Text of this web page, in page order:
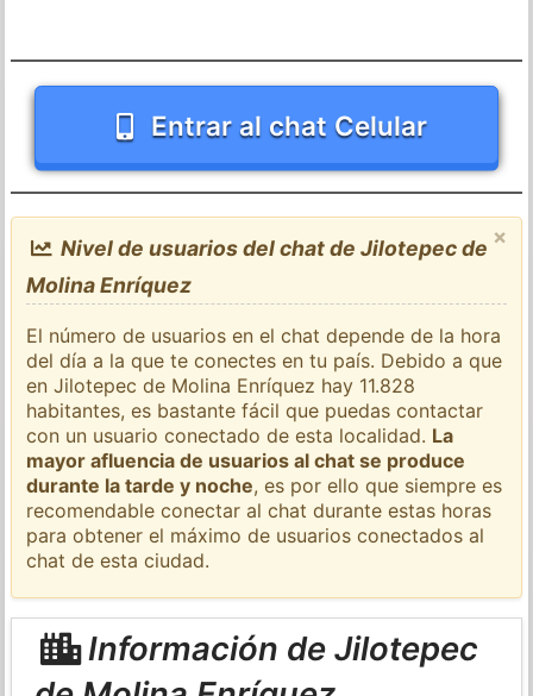
Entrar al chat Celular
×
Nivel de usuarios del chat de Jilotepec de
Molina Enríquez
El número de usuarios en el chat depende de la hora
del día a la que te conectes en tu país. Debido a que
en Jilotepec de Molina Enríquez hay 11.828
habitantes, es bastante fácil que puedas contactar
con un usuario conectado de esta localidad. La
mayor afluencia de usuarios al chat se produce
durante la tarde y noche, es por ello que siempre es
recomendable conectar al chat durante estas horas
para obtener el máximo de usuarios conectados al
chat de esta ciudad.
Información de Jilotepec